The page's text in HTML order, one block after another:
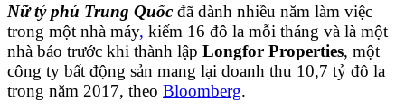
Nữ tỷ phú Trung Quốc đã dành nhiều năm làm việc
trong một nhà máy, kiếm 16 đô la mỗi tháng và là một
nhà báo trước khi thành lập Longfor Properties, một
công ty bất động sản mang lại doanh thu 10,7 tỷ đô la
trong năm 2017, theo Bloomberg.